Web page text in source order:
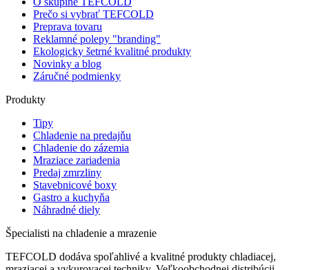
Prečo si vybrať TEFCOLD
Preprava tovaru
Reklamné polepy "branding"
Ekologicky šetrné kvalitné produkty
Novinky a blog
Záručné podmienky
Produkty
Tipy
Chladenie na predajňu
Chladenie do zázemia
Mraziace zariadenia
Predaj zmrzliny
Stavebnicové boxy
Gastro a kuchyňa
Náhradné diely
Špecialisti na chladenie a mrazenie
TEFCOLD dodáva spoľahlivé a kvalitné produkty chladiacej,